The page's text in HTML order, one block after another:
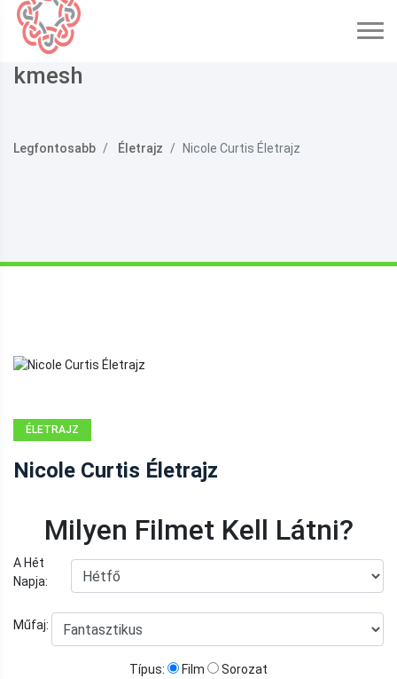
kmesh
Legfontosabb Életrajz Nicole Curtis Életrajz
ÉLETRAJZ
Nicole Curtis Életrajz
Milyen Filmet Kell Látni?
A Hét
Napja:
Műfaj:
Típus: Film Sorozat